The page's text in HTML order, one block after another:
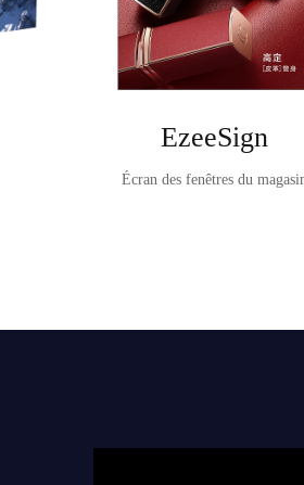
EzeeSign
Écran des fenêtres du